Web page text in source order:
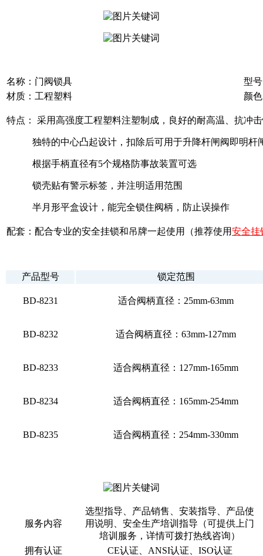
名称：门阀锁具
型
材质：工程塑料
颜
特点： 采用高强度工程塑料注塑制成，良好的耐高温、抗冲
独特的中心凸起设计，扣除后可用于升降杆闸阀即明杆
根据手柄直径有5个规格防事故装置可选
锁壳贴有警示标签，并注明适用范围
半月形平盒设计，能完全锁住阀柄，防止误操作
配套：配合专业的安全挂锁和吊牌一起使用（推荐使用安全挂
产品型号 锁定范围
BD-8231 适合阀柄直径：25mm-63mm
BD-8232 适合阀柄直径：63mm-127mm
BD-8233 适合阀柄直径：127mm-165mm
BD-8234 适合阀柄直径：165mm-254mm
BD-8235 适合阀柄直径：254mm-330mm
服务内容
选型指导、产品销售、安装指导、产品使
用说明、安全生产培训指导（可提供上门
培训服务，详情可拨打热线咨询）
拥有认证
CE认证、ANSI认证、ISO认证